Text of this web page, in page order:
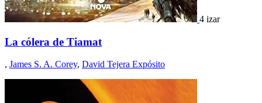
4 izar
La cólera de Tiamat
, James S. A. Corey, David Tejera Expósito